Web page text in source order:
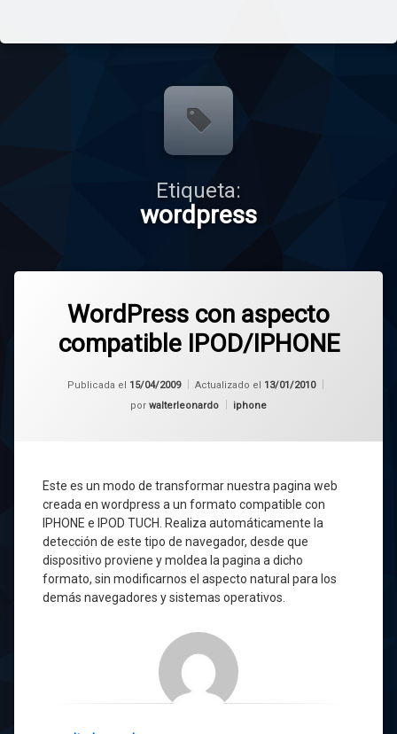
Etiqueta:
wordpress
WordPress con aspecto
compatible IPOD/IPHONE
Publicada el 15/04/2009 Actualizado el 13/01/2010
por walterleonardo Categorías:
iphone
Este es un modo de transformar nuestra pagina web
creada en wordpress a un formato compatible con
IPHONE e IPOD TUCH. Realiza automáticamente la
detección de este tipo de navegador, desde que
dispositivo proviene y moldea la pagina a dicho
formato, sin modificarnos el aspecto natural para los
demás navegadores y sistemas operativos.